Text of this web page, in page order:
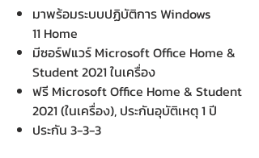
มาพร้อมระบบปฏิบัติการ Windows
11 Home
มีซอร์ฟแวร์ Microsoft Office Home &
Student 2021 ในเครื่อง
ฟรี Microsoft Office Home & Student
2021 (ในเครื่อง), ประกันอุบัติเหตุ 1 ปี
ประกัน 3-3-3